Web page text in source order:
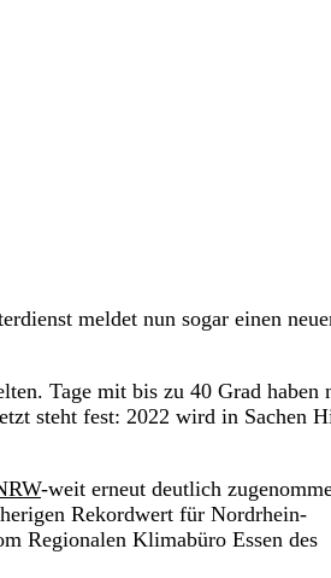
meldet nun sogar einen
Tage mit bis zu 40 Grad haben
steht fest: 2022 wird in Sachen
-weit erneut deutlich
Rekordwert für Nordrhein-
Regionalen Klimabüro Essen des